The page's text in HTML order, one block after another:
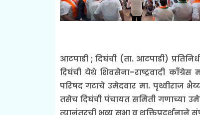
आटपाडी ; दिघंची (ता. आटपाडी)
दिघंची येथे शिवसेना–राष्ट्रवादी काँग्रेस
परिषद गटाचे उमेदवार मा. पृथ्वीराज
तसेच दिघंची पंचायत समिती गणाच्या
त्यानंतरची भव्य सभा व शक्तिप्रदर्शनाने